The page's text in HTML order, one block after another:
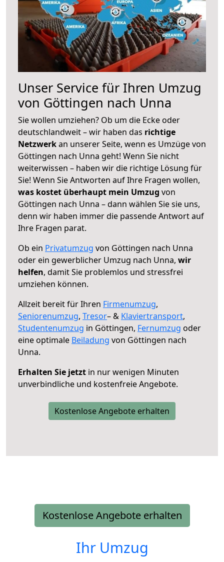
Unser Service für Ihren Umzug
von Göttingen nach Unna
Sie wollen umziehen? Ob um die Ecke oder
deutschlandweit – wir haben das richtige
Netzwerkan unserer Seite, wenn es Umzüge von
Göttingen nach Unna geht! Wenn Sie nicht
weiterwissen – haben wir die richtige Lösung für
Sie! Wenn Sie Antworten auf Ihre Fragen wollen,
was kostet überhaupt mein Umzug von
Göttingen nach Unna – dann wählen Sie sie uns,
denn wir haben immer die passende Antwort auf
Ihre Fragen parat.
Ob ein Privatumzug von Göttingen nach Unna
oder ein gewerblicher Umzug nach Unna, wir
helfen, damit Sie problemlos und stressfrei
umziehen können.
Allzeit bereit für Ihren Firmenumzug,
Seniorenumzug, Tresor– & Klaviertransport,
Studentenumzug in Göttingen, Fernumzug oder
eine optimale Beiladung von Göttingen nach
Unna.
Erhalten Sie jetzt in nur wenigen Minuten
unverbindliche und kostenfreie Angebote.
Kostenlose Angebote erhalten
Kostenlose Angebote erhalten
Ihr Umzug